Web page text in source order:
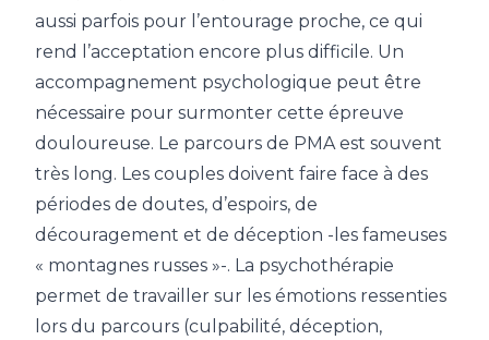
aussi parfois pour l’entourage proche, ce qui
rend l’acceptation encore plus difficile. Un
accompagnement psychologique peut être
nécessaire pour surmonter cette épreuve
douloureuse. Le parcours de PMA est souvent
très long. Les couples doivent faire face à des
périodes de doutes, d’espoirs, de
découragement et de déception -les fameuses
« montagnes russes »-. La psychothérapie
permet de travailler sur les émotions ressenties
lors du parcours (culpabilité, déception,